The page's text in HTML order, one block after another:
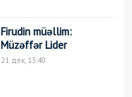
Firudin müəllim:
Müzəffər Lider
21 дек, 13:40